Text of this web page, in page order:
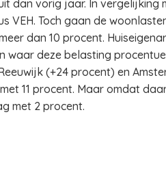
dan vorig jaar. In vergelijking
Toch gaan de
dan 10 procent.
waar deze belasting
(+24 procent) en
11 procent. Maar omdat
met 2 procent.